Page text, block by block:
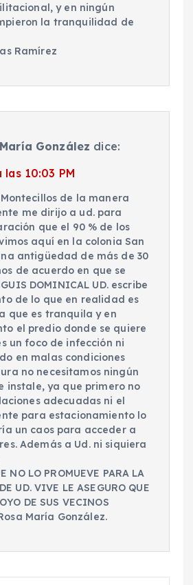
y en ningún
la tranquilidad de
Ramírez
González dice:
10:03 PM
de la manera
me dirijo a ud. para
que el 90 % de los
aquí en la colonia San
antigüedad de más de 30
de acuerdo en que se
DOMINICAL UD. escribe
de lo que en realidad es
que es tranquila y en
el predio donde se quiere
un foco de infección ni
en malas condiciones
no necesitamos ningún
instale, ya que primero no
adecuadas ni el
para estacionamiento lo
un caos para acceder a
Además a Ud. ni siquiera
NO LO PROMUEVE PARA LA
UD. VIVE LE ASEGURO QUE
DE SUS VECINOS
María González.